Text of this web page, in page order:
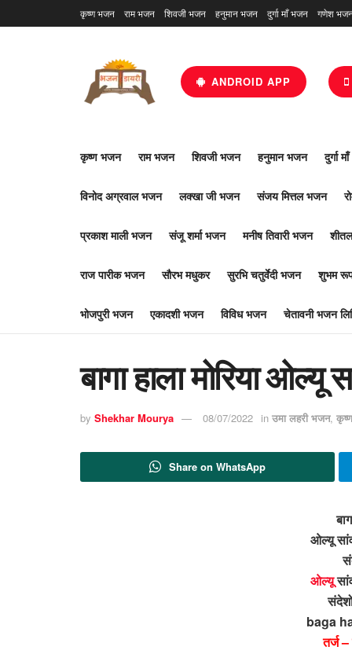
कृष्ण भजन राम भजन शिवजी भजन हनुमान भजन दुर्गा माँ भजन गणेश
ANDROID APP
कृष्ण भजन राम भजन शिवजी भजन हनुमान भजन दुर्गा
विनोद अग्रवाल भजन लक्खा जी भजन संजय मित्तल भजन
प्रकाश माली भजन संजू शर्मा भजन मनीष तिवारी भजन
राज पारीक भजन सौरभ मधुकर सुरभि चतुर्वेदी भजन शुभम
भोजपुरी भजन एकादशी भजन विविध भजन चेतावनी भजन
बागा हाला मोरिया ओल्यू
by Shekhar Mourya 08/07/2022 in उमा लहरी भजन,
Share on WhatsApp
ओल्यू
ओल्यू
baga
तर्ज